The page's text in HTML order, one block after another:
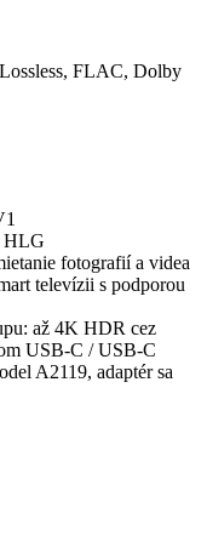
FLAC, Dolby
HLG
fotografií a videa
televízii s podporou
až 4K HDR cez
USB-C / USB-C
A2119, adaptér sa